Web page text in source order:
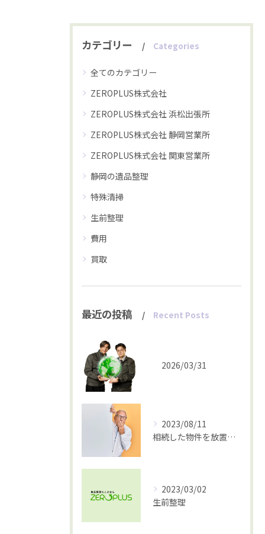
カテゴリー Categories
全てのカテゴリー
ZEROPLUS株式会社
ZEROPLUS株式会社 浜松出張所
ZEROPLUS株式会社 静岡営業所
ZEROPLUS株式会社 関東営業所
静岡の遺品整理
特殊清掃
生前整理
費用
買取
最近の投稿 Recent Posts
2026/03/31
2023/08/11
相続した物件を放置していませんか？
2023/03/02
生前整理